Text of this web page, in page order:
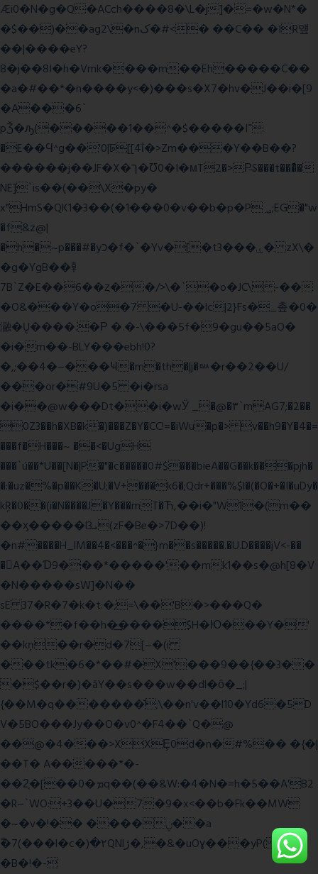
Æi0�N�g�Q�ACch����8�\L�j]�=�w�N*�
�$��)��ag2\�nک�#<� ��C�� �IR얲
��|����eY?
8�j��8I�h�Vmk����m��Eh�����C��
�a�#��*�n����y<�)���s�X7�hv�J��i�[9
�A���6`
pǮ�ԡ(�����1��^�$�����I־
�E��Ϥ^g��'0|ꠓ[[4ΐ�>Zm���Y��B��?
������j��JF�X�ך�Ʊ0�I�мT2�>P̶S���t���ͩ�
NE]`is��(��\X�py�
x"HmS�QK1�3��(�1���0�v��b�p�P؃;EG�"w
�f&z@|
�h�~p���#�yכ�f�`�Yv�[�t3���ۑ� zX\�
�g�YgB��龺
7B`Z�E��6��ȥ��/>\�`�o�JC\ -��
�O&���Y�o�7 �U-��lc|2}Fs�_촢�0�
瀜�Ų����.�Ρ �.�-\���5f�9�gu��5aO�
�i�m��-BLY���ebh!0?
�,;��4�~���Ҹ�m�th�|j�ᇞ�r��2��U/
���or�#9U�5 �i�rsa
�i��@w���Dt��i�wӰ _�@�٣`mAG7;�2��
0Z3��h�XB�k�)���Z�Y�CC!=�iWu�p�> v��h9�Y�4�=
���f�H���~ ��<�UgH
���`ú��*U��[N�|P�"�c�����0#$���bieA��G��k���pjh�
�:�uz�%�p��K�U;�V+���k6�;Qdr+���%$l�(�O�+�I�uDy�
kŖ�0��(i�N����J�Y���mT�Ћ,��i�"W1�(m��
��ӽ�����l3ܝ(zF�Be�>7D��)!
�n#����H_lM��4�<���^�}m��s�����.�U.D����jV<-��
�A��Ɗ9���*�����'��mk1��s�@h[8�V
�N�����sW]�N��
sE 37�R�7�k�t:�;=\��'B�>���Q�
����*�f��h�͢����$H�Ю���Y�'
��kņ��r�d�7[~�(i
���tk�6�*��#�X'���9��{��3��
�$��r�)�āY��s���w��dl�ȏ�_;|
{��M�q�������̆;\��n'v��l10�Yd6�5D
V�5BO���Jy��O�v0^�F4��`Q�@
��@�4���>XXȨ0d�n�#%�� �{�|
��T� A�����*�-
��2͔�[��0�ܡq��(��&W:�4�N�=h�5��A'B2
�R~`WO:+3��U�7�9�x<��b�Fk��MW
�~�v�!�� ����ݧ��a
ّ�7(���l�c�)�۲QNlڙ�,�&�uOɣ���yP( z�D|
�B�!�-